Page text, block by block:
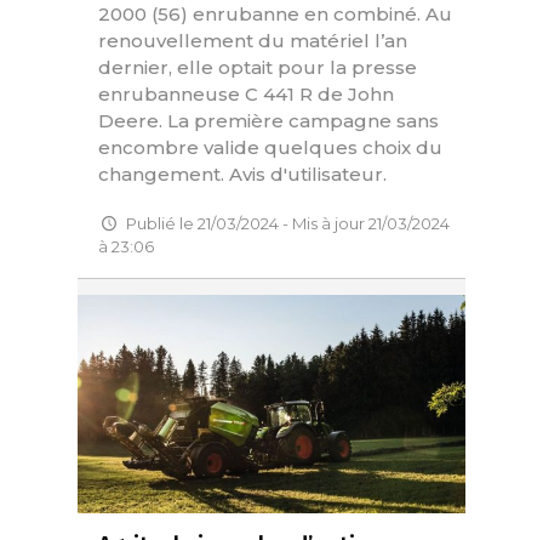
2000 (56) enrubanne en combiné. Au
renouvellement du matériel l’an
dernier, elle optait pour la presse
enrubanneuse C 441 R de John
Deere. La première campagne sans
encombre valide quelques choix du
changement. Avis d'utilisateur.
Publié le 21/03/2024 - Mis à jour 21/03/2024
à 23:06